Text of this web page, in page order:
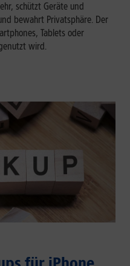
schützt Geräte und
bewahrt Privatsphäre. Der
Tablets oder
wird.